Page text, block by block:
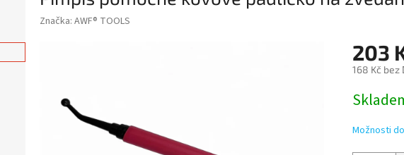
Značka: AWF® TOOLS
203
168 Kč bez
cena:
Možnosti